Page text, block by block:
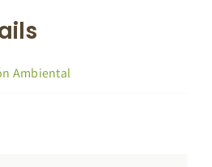
Ambiental